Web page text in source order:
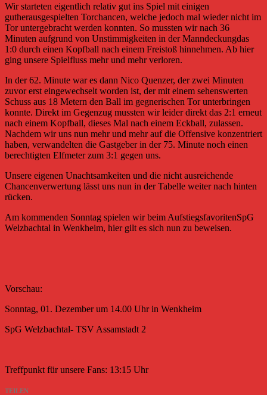
Wir starteten eigentlich relativ gut ins Spiel mit einigen
gutherausgespielten Torchancen, welche jedoch mal wieder nicht im
Tor untergebracht werden konnten. So mussten wir nach 36
Minuten aufgrund von Unstimmigkeiten in der Manndeckungdas
1:0 durch einen Kopfball nach einem Freistoß hinnehmen. Ab hier
ging unsere Spielfluss mehr und mehr verloren.
In der 62. Minute war es dann Nico Quenzer, der zwei Minuten
zuvor erst eingewechselt worden ist, der mit einem sehenswerten
Schuss aus 18 Metern den Ball im gegnerischen Tor unterbringen
konnte. Direkt im Gegenzug mussten wir leider direkt das 2:1 erneut
nach einem Kopfball, dieses Mal nach einem Eckball, zulassen.
Nachdem wir uns nun mehr und mehr auf die Offensive konzentriert
haben, verwandelten die Gastgeber in der 75. Minute noch einen
berechtigten Elfmeter zum 3:1 gegen uns.
Unsere eigenen Unachtsamkeiten und die nicht ausreichende
Chancenverwertung lässt uns nun in der Tabelle weiter nach hinten
rücken.
Am kommenden Sonntag spielen wir beim AufstiegsfavoritenSpG
Welzbachtal in Wenkheim, hier gilt es sich nun zu beweisen.
Vorschau:
Sonntag, 01. Dezember um 14.00 Uhr in Wenkheim
SpG Welzbachtal- TSV Assamstadt 2
Treffpunkt für unsere Fans: 13:15 Uhr
TEILEN